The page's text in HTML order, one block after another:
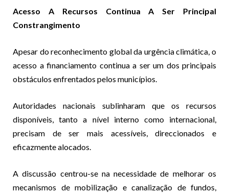
Acesso A Recursos Continua A Ser Principal
Constrangimento
Apesar do reconhecimento global da urgência climática, o
acesso a financiamento continua a ser um dos principais
obstáculos enfrentados pelos municípios.
Autoridades nacionais sublinharam que os recursos
disponíveis, tanto a nível interno como internacional,
precisam de ser mais acessíveis, direccionados e
eficazmente alocados.
A discussão centrou-se na necessidade de melhorar os
mecanismos de mobilização e canalização de fundos,